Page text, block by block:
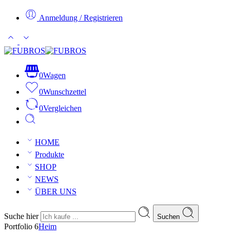
Anmeldung / Registrieren
0Wagen
0Wunschzettel
0Vergleichen
HOME
Produkte
SHOP
NEWS
ÜBER UNS
Suche hier Suchen
Portfolio 6Heim